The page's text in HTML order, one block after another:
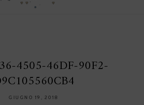
4505-46DF-90F2-
GIUGNO 19, 2018